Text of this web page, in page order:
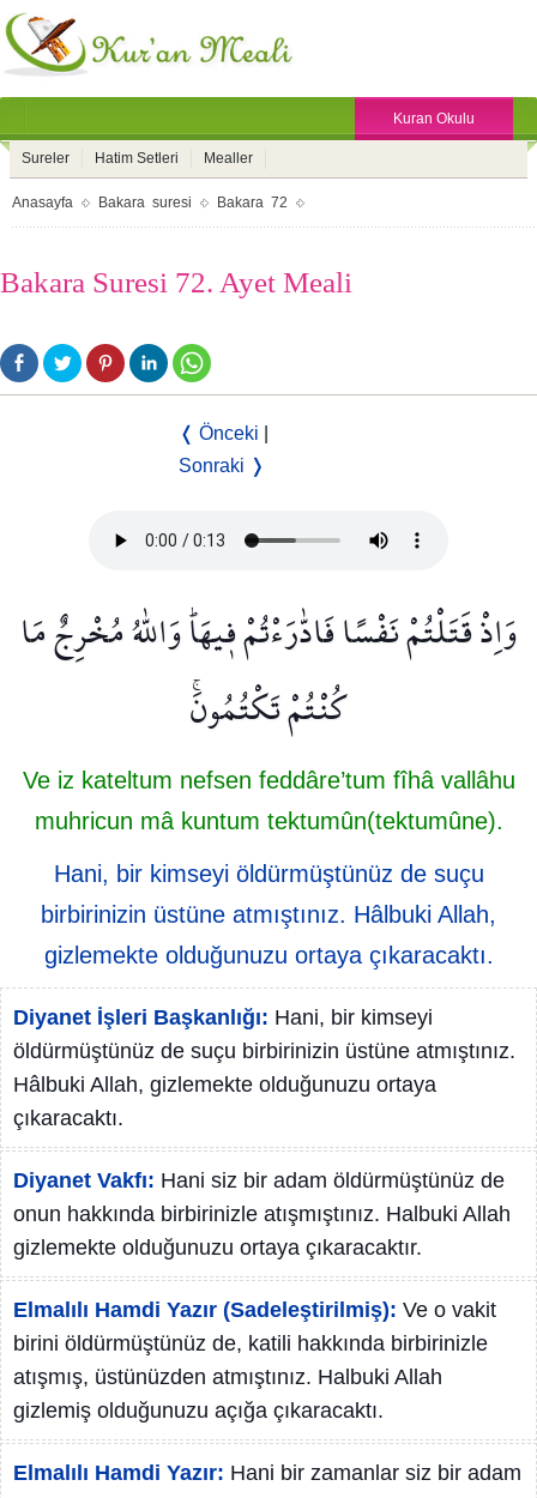
Kuran Okulu
Sureler Hatim Setleri Mealler
Anasayfa Bakara suresi Bakara 72
Bakara Suresi 72. Ayet Meali
❬ Önceki
Sonraki ❭
وَاِذْ قَتَلْتُمْ نَفْسًا فَادّٰرَءْتُمْ ف۪يهَاۜ وَاللّٰهُ مُخْرِجٌ مَا
كُنْتُمْ تَكْتُمُونَۚ
Ve iz kateltum nefsen feddâre’tum fîhâ vallâhu
muhricun mâ kuntum tektumûn(tektumûne).
Hani, bir kimseyi öldürmüştünüz de suçu
birbirinizin üstüne atmıştınız. Hâlbuki Allah,
gizlemekte olduğunuzu ortaya çıkaracaktı.
Diyanet İşleri Başkanlığı: Hani, bir kimseyi
öldürmüştünüz de suçu birbirinizin üstüne atmıştınız.
Hâlbuki Allah, gizlemekte olduğunuzu ortaya
çıkaracaktı.
Diyanet Vakfı: Hani siz bir adam öldürmüştünüz de
onun hakkında birbirinizle atışmıştınız. Halbuki Allah
gizlemekte olduğunuzu ortaya çıkaracaktır.
Elmalılı Hamdi Yazır (Sadeleştirilmiş): Ve o vakit
birini öldürmüştünüz de, katili hakkında birbirinizle
atışmış, üstünüzden atmıştınız. Halbuki Allah
gizlemiş olduğunuzu açığa çıkaracaktı.
Elmalılı Hamdi Yazır: Hani bir zamanlar siz bir adam